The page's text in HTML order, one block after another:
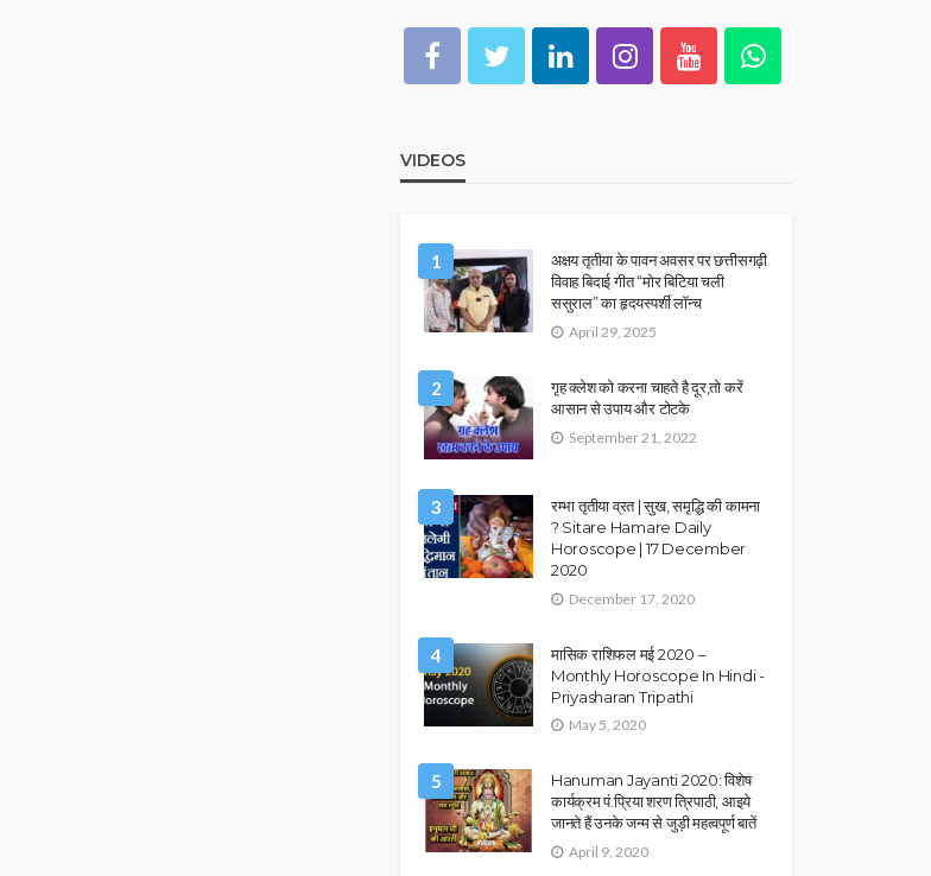
VIDEOS
1
अक्षय तृतीया के पावन अवसर पर छत्तीसगढ़ी
विवाह बिदाई गीत “मोर बिटिया चली
ससुराल” का हृदयस्पर्शी लॉन्च
April 29, 2025
2
गृह क्लेश को करना चाहते है दूर,तो करें
आसान से उपाय और टोटके
September 21, 2022
3
रम्भा तृतीया व्रत | सुख, समृद्धि की कामना
? Sitare Hamare Daily
Horoscope | 17 December
2020
December 17, 2020
4
मासिक राशिफल मई 2020 –
Monthly Horoscope In Hindi -
Priyasharan Tripathi
May 5, 2020
5
Hanuman Jayanti 2020: विशेष
कार्यक्रम पं.प्रिया शरण त्रिपाठी, आइये
जानते हैं उनके जन्म से जुड़ी महत्वपूर्ण बातें
April 9, 2020